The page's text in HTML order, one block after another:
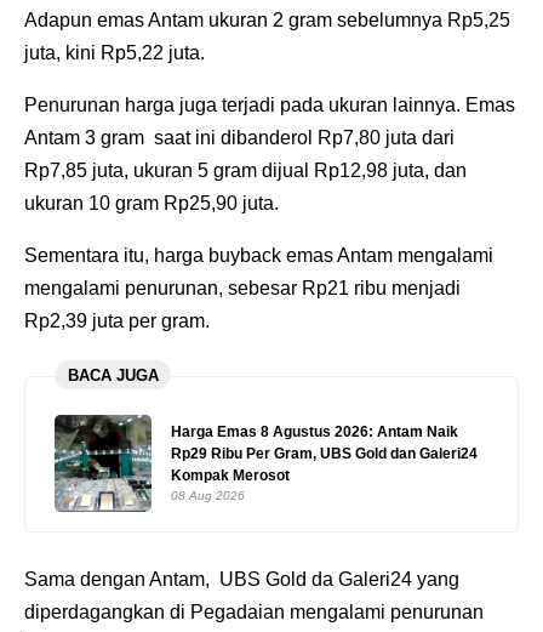
Adapun emas Antam ukuran 2 gram sebelumnya Rp5,25
juta, kini Rp5,22 juta.
‎Penurunan harga juga terjadi pada ukuran lainnya. Emas
Antam 3 gram saat ini dibanderol Rp7,80 juta dari
Rp7,85 juta, ukuran 5 gram dijual Rp12,98 juta, dan
ukuran 10 gram Rp25,90 juta.
‎Sementara itu, harga buyback emas Antam mengalami
mengalami penurunan, sebesar Rp21 ribu menjadi
Rp2,39 juta per gram.
BACA JUGA
Harga Emas 8 Agustus 2026: Antam Naik
Rp29 Ribu Per Gram, UBS Gold dan Galeri24
Kompak Merosot
08 Aug 2026
Sama dengan Antam, UBS Gold da Galeri24 yang
diperdagangkan di Pegadaian mengalami penurunan